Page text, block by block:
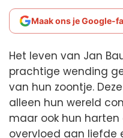
Maak ons je Google-
Het leven van Jan
prachtige wending
van hun zoontje.
alleen hun wereld
maar ook hun
overvloed aan liefde